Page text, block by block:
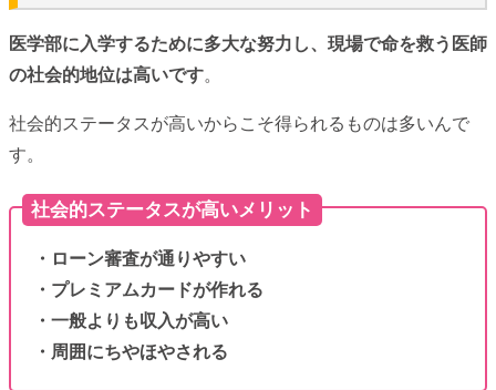
医学部に入学するために多大な努力し、現場で命を救う医師
の社会的地位は高いです。
社会的ステータスが高いからこそ得られるものは多いんで
す。
社会的ステータスが高いメリット
・ローン審査が通りやすい
・プレミアムカードが作れる
・一般よりも収入が高い
・周囲にちやほやされる